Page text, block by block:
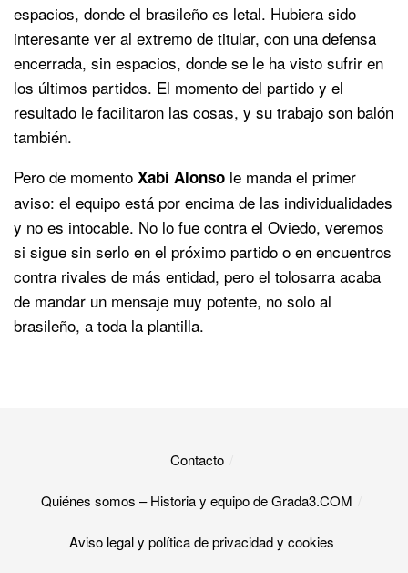
espacios, donde el brasileño es letal. Hubiera sido
interesante ver al extremo de titular, con una defensa
encerrada, sin espacios, donde se le ha visto sufrir en
los últimos partidos. El momento del partido y el
resultado le facilitaron las cosas, y su trabajo son balón
también.
Pero de momento Xabi Alonso le manda el primer
aviso: el equipo está por encima de las individualidades
y no es intocable. No lo fue contra el Oviedo, veremos
si sigue sin serlo en el próximo partido o en encuentros
contra rivales de más entidad, pero el tolosarra acaba
de mandar un mensaje muy potente, no solo al
brasileño, a toda la plantilla.
Contacto
Quiénes somos – Historia y equipo de Grada3.COM
Aviso legal y política de privacidad y cookies​